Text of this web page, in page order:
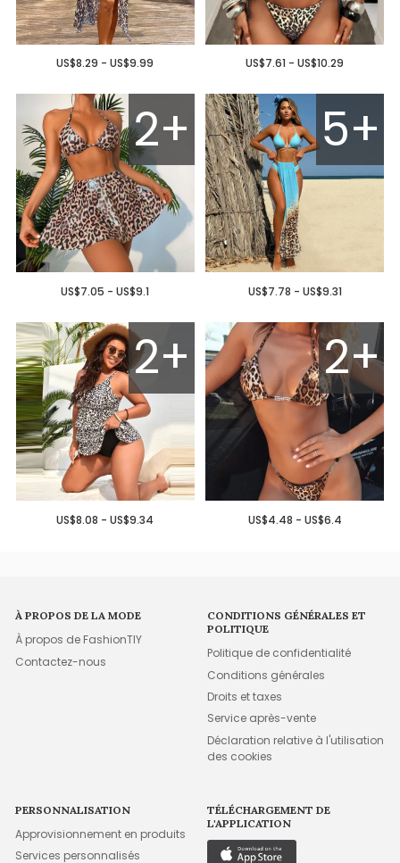
US$8.29 - US$9.99 US$7.61 - US$10.29
2+
US$7.05 - US$9.1
5+
US$7.78 - US$9.31
2+
US$8.08 - US$9.34
2+
US$4.48 - US$6.4
À PROPOS DE LA MODE
À propos de FashionTIY
Contactez-nous
CONDITIONS GÉNÉRALES ET
POLITIQUE
Politique de confidentialité
Conditions générales
Droits et taxes
Service après-vente
Déclaration relative à l'utilisation
des cookies
PERSONNALISATION
Approvisionnement en produits
Services personnalisés
TÉLÉCHARGEMENT DE
L'APPLICATION